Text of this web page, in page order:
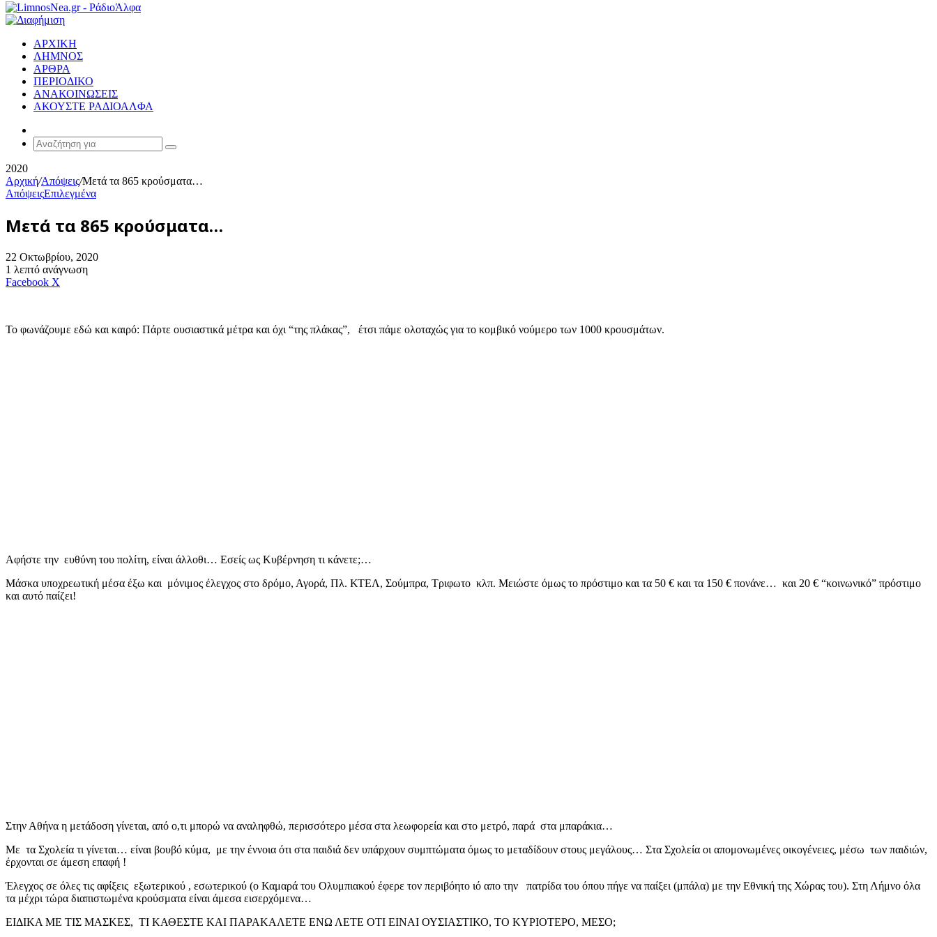
ΑΡΧΙΚΗ
ΛΗΜΝΟΣ
ΑΡΘΡΑ
ΠΕΡΙΟΔΙΚΟ
ΑΝΑΚΟΙΝΩΣΕΙΣ
ΑΚΟΥΣΤΕ ΡΑΔΙΟΑΛΦΑ
Article
Αναζήτηση
2020
Αρχική/Απόψεις/Μετά τα 865 κρούσματα…
ΑπόψειςΕπιλεγμένα
Μετά τα 865 κρούσματα…
22 Οκτωβρίου, 2020
1 λεπτό ανάγνωση
Facebook X
Το φωνάζουμε εδώ και καιρό: Πάρτε ουσιαστικά μέτρα και όχι “της πλάκας”, έτσι πάμε ολοταχώς για το κομβικό νούμερο των 1000 κρουσμάτων.
Αφήστε την ευθύνη του πολίτη, είναι άλλοθι… Εσείς ως Κυβέρνηση τι κάνετε;…
Μάσκα υποχρεωτική μέσα έξω και μόνιμος έλεγχος στο δρόμο, Αγορά, Πλ. ΚΤΕΛ, Σούμπρα, Τριφωτο κλπ. Μειώστε όμως το πρόστιμο και τα 50 € και τα 150 € πονάνε… και 20 € “κοινωνικό” πρόστιμο
και αυτό παίζει!
Στην Αθήνα η μετάδοση γίνεται, από ο,τι μπορώ να αναληφθώ, περισσότερο μέσα στα λεωφορεία και στο μετρό, παρά στα μπαράκια…
Με τα Σχολεία τι γίνεται… είναι βουβό κύμα, με την έννοια ότι στα παιδιά δεν υπάρχουν συμπτώματα όμως το μεταδίδουν στους μεγάλους… Στα Σχολεία οι απομονωμένες οικογένειες, μέσω των παιδιών,
έρχονται σε άμεση επαφή !
Έλεγχος σε όλες τις αφίξεις εξωτερικού , εσωτερικού (ο Καμαρά του Ολυμπιακού έφερε τον περιβόητο ιό απο την πατρίδα του όπου πήγε να παίξει (μπάλα) με την Εθνική της Χώρας του). Στη Λήμνο όλα
τα μέχρι τώρα διαπιστωμένα κρούσματα είναι άμεσα εισερχόμενα…
ΕΙΔΙΚΑ ΜΕ ΤΙΣ ΜΑΣΚΕΣ, ΤΙ ΚΑΘΕΣΤΕ ΚΑΙ ΠΑΡΑΚΑΛΕΤΕ ΕΝΩ ΛΕΤΕ ΟΤΙ ΕΙΝΑΙ ΟΥΣΙΑΣΤΙΚΟ, ΤΟ ΚΥΡΙΟΤΕΡΟ, ΜΕΣΟ;